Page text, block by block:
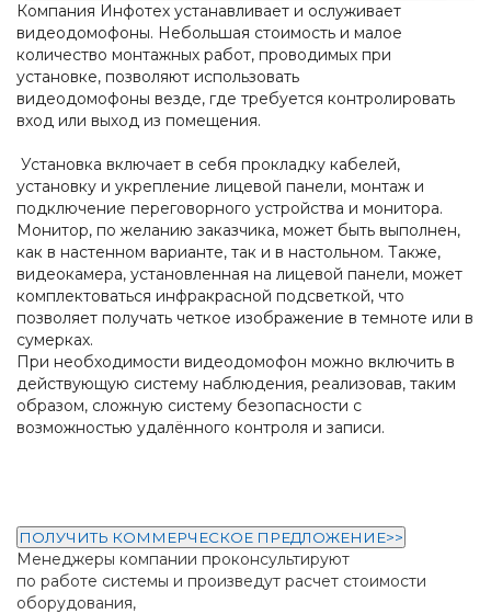
Компания Инфотех устанавливает и ослуживает
видеодомофоны. Небольшая стоимость и малое
количество монтажных работ, проводимых при
установке, позволяют использовать
видеодомофоны везде, где требуется контролировать
вход или выход из помещения.
Установка включает в себя прокладку кабелей,
установку и укрепление лицевой панели, монтаж и
подключение переговорного устройства и монитора.
Монитор, по желанию заказчика, может быть выполнен,
как в настенном варианте, так и в настольном. Также,
видеокамера, установленная на лицевой панели, может
комплектоваться инфракрасной подсветкой, что
позволяет получать четкое изображение в темноте или в
сумерках.
При необходимости видеодомофон можно включить в
действующую систему наблюдения, реализовав, таким
образом, сложную систему безопасности с
возможностью удалённого контроля и записи.
ПОЛУЧИТЬ КОММЕРЧЕСКОЕ ПРЕДЛОЖЕНИЕ>>
Менеджеры компании проконсультируют
по работе системы и произведут расчет стоимости
оборудования,